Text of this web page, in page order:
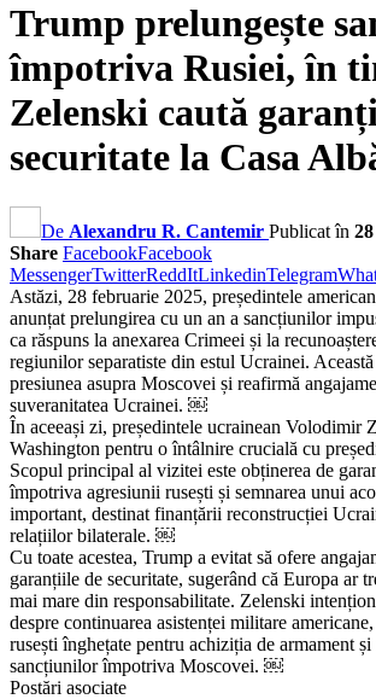
Trump prelungește
împotriva Rusiei, în
Zelenski caută
securitate la Casa
De Alexandru R. Cantemir Publicat în
Share FacebookFacebook
MessengerTwitterReddItLinkedinTelegram
Astăzi, 28 februarie 2025, președintele
anunțat prelungirea cu un an a sancțiunilor
ca răspuns la anexarea Crimeei și la
regiunilor separatiste din estul Ucrainei.
presiunea asupra Moscovei și reafirmă
suveranitatea Ucrainei. ￼
În aceeași zi, președintele ucrainean Volodimir
Washington pentru o întâlnire crucială cu
Scopul principal al vizitei este obținerea de
împotriva agresiunii rusești și semnarea unui
important, destinat finanțării reconstrucției
relațiilor bilaterale. ￼
Cu toate acestea, Trump a evitat să ofere
garanțiile de securitate, sugerând că Europa ar
mai mare din responsabilitate. Zelenski
despre continuarea asistenței militare
rusești înghețate pentru achiziția de armament și
sancțiunilor împotriva Moscovei. ￼
Postări asociate